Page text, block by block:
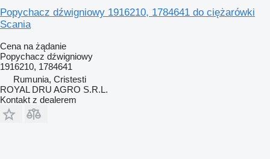
Popychacz dźwigniowy 1916210, 1784641 do ciężarówki
Scania
Cena na żądanie
Popychacz dźwigniowy
1916210, 1784641
Rumunia, Cristesti
ROYAL DRU AGRO S.R.L.
Kontakt z dealerem